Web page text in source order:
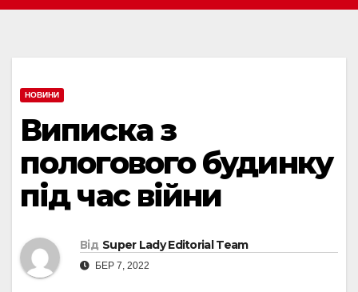
НОВИНИ
Виписка з
пологового будинку
під час війни
Від Super Lady Editorial Team
БЕР 7, 2022